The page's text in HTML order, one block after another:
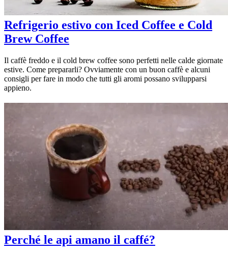
Refrigerio estivo con Iced Coffee e Cold
Brew Coffee
Il caffè freddo e il cold brew coffee sono perfetti nelle calde giornate
estive. Come prepararli? Ovviamente con un buon caffè e alcuni
consigli per fare in modo che tutti gli aromi possano svilupparsi
appieno.
Perché le api amano il caffé?